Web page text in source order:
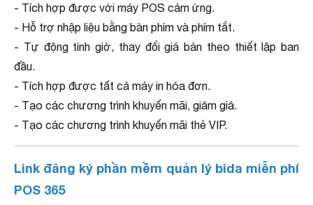
- Tích hợp được với máy POS cảm ứng.
- Hỗ trợ nhập liệu bằng bàn phím và phím tắt.
- Tự động tính giờ, thay đổi giá bán theo thiết lập ban
đầu.
- Tích hợp được tất cả máy in hóa đơn.
- Tạo các chương trình khuyến mãi, giảm giá.
- Tạo các chương trình khuyến mãi thẻ VIP.
Link đăng ký phần mềm quản lý bida miễn phí
POS 365